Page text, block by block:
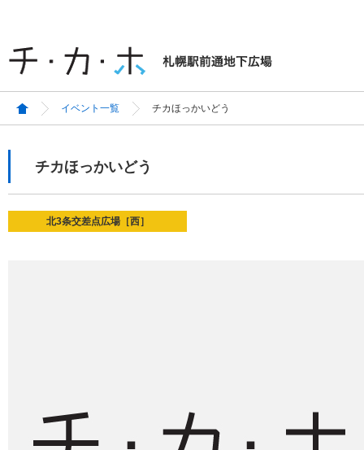
イベント一覧 チカほっかいどう
チカほっかいどう
北3条交差点広場［西］